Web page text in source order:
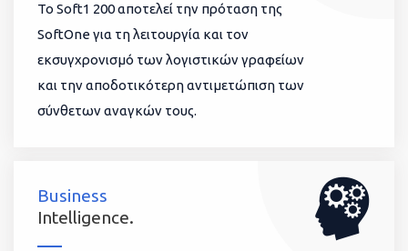
To Soft1 200 αποτελεί την πρόταση της
SoftOne για τη λειτουργία και τον
εκσυγχρονισμό των λογιστικών γραφείων
και την αποδοτικότερη αντιμετώπιση των
σύνθετων αναγκών τους.
Business
Intelligence.